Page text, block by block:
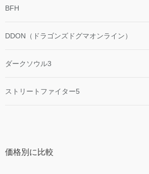
BFH
DDON（ドラゴンズドグマオンライン）
ダークソウル3
ストリートファイター5
価格別に比較